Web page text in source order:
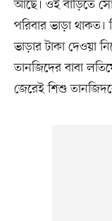
আছে। ওই বাড়িতে
পরিবার ভাড়া থাকত।
ভাড়ার টাকা দেওয়া
তানজিদের বাবা
জেরেই শিশু